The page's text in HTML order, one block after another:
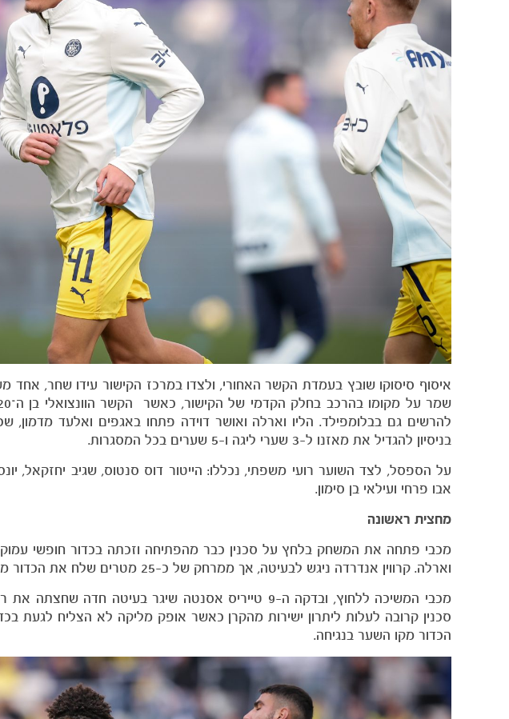
איסוף סיסוקו שובץ בעמדת הקשר האחורי, ולצדו במרכז הקישור עידו שחר, אחד
להרשים גם בבלומפילד. הליו וארלה ואושר דוידה פתחו באגפים ואלעד
בניסיון להגדיל את מאזנו ל-3 שערי ליגה ו-5 שערים בכל המסגרות.
על הספסל, לצד השוער רועי משפתי, נכללו: הייטור דוס סנטוס, שגיב יחזקאל,
אבו פרחי ועילאי בן סימון.
מחצית ראשונה
מכבי פתחה את המשחק בלחץ על סכנין כבר מהפתיחה וזכתה בכדור חופשי
וארלה. קרווין אנדרדה ניגש לבעיטה, אך ממרחק של כ-25 מטרים שלח את הכדור מעל המשקוף.
סכנין קרובה לעלות ליתרון ישירות מהקרן כאשר אופק מליקה לא הצליח לגעת
הכדור מקו השער בנגיחה.